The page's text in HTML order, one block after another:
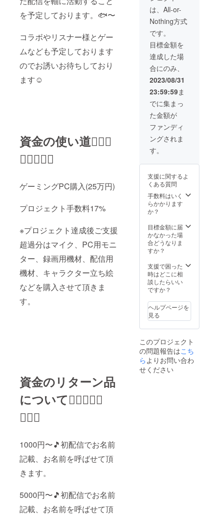
を予定しております。🐟〜
コラボやリスナー様とゲー
ムなども予定しております
のでお誘いお待ちしており
ます☺️
資金の使い道🙇🏻‍♀️
🙇‍♀️🙇🏼‍♀️
ゲーミングPC購入(25万円)
プロジェクト手数料17%
※プロジェクト達成後ご支援
超過分はマイク、PC用モニ
ター、録画用機材、配信用
機材、キャラクター立ち絵
などを購入させて頂きま
す。
資金のリターン品
について🙇🏻‍♀️🙇‍♀️
🙇🏼‍♀️
1000円〜🎵初配信でお名前
記載、お名前を呼ばせて頂
きます。
5000円〜🎵初配信でお名前
記載、お名前を呼ばせて頂
るお名前をご記
入ください。 備
考欄にTwitterア
カウントかメー
ルアドレスご希
望の連絡方法の
IDかアドレスを
お書きくださ
い。
い。日程につき
ましては後ほど
ご相談します。
10月中旬以降 連
絡用にTwitterの
アカウント又は
メールアドレス
が必要になりま
す。捨てアカウ
ントでも構いま
必ず備考欄に掲
載をご希望され
るお名前をご記
入ください。 備
考欄にTwitterア
カウントかメー
ルアドレスご希
望の連絡方法の
IDかアドレスを
お書きくださ
い。
は、All-or-
Nothing方式
です。
目標金額を
達成した場
合にのみ、
2023/08/31
23:59:59ま
でに集まっ
た金額が
ファンディ
ングされま
す。
支援に関するよ
くある質問
手数料はいく
らかかります
か？
目標金額に届
かなかった場
合どうなりま
すか？
支援で困った
時はどこに相
談したらいい
ですか？
ヘルプページを
見る
このプロジェクト
の問題報告はこち
ら よりお問い合わ
せください